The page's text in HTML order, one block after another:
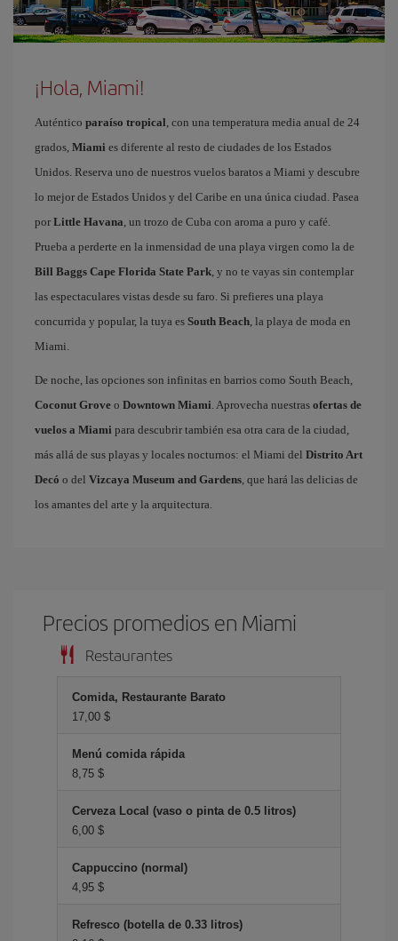
¡Hola, Miami!
Auténtico paraíso tropical, con una temperatura media anual de 24
grados, Miami es diferente al resto de ciudades de los Estados
Unidos. Reserva uno de nuestros vuelos baratos a Miami y descubre
lo mejor de Estados Unidos y del Caribe en una única ciudad. Pasea
por Little Havana, un trozo de Cuba con aroma a puro y café.
Prueba a perderte en la inmensidad de una playa virgen como la de
Bill Baggs Cape Florida State Park, y no te vayas sin contemplar
las espectaculares vistas desde su faro. Si prefieres una playa
concurrida y popular, la tuya es South Beach, la playa de moda en
Miami.
De noche, las opciones son infinitas en barrios como South Beach,
Coconut Grove o Downtown Miami. Aprovecha nuestras ofertas de
vuelos a Miami para descubrir también esa otra cara de la ciudad,
más allá de sus playas y locales nocturnos: el Miami del Distrito Art
Decó o del Vizcaya Museum and Gardens, que hará las delicias de
los amantes del arte y la arquitectura.
Precios promedios en Miami
Restaurantes
Comida, Restaurante Barato
17,00 $
Menú comida rápida
8,75 $
Cerveza Local (vaso o pinta de 0.5 litros)
6,00 $
Cappuccino (normal)
4,95 $
Refresco (botella de 0.33 litros)